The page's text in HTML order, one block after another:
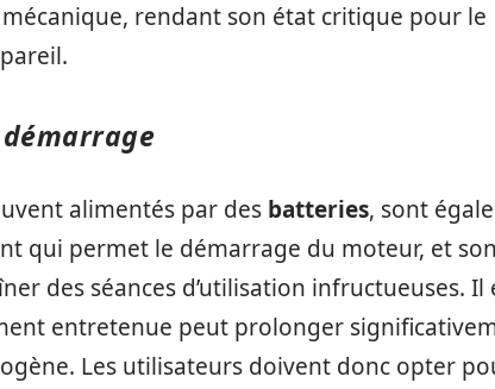
rendant son état critique pour le
alimentés par des batteries, sont
qui permet le démarrage du moteur, et son
des séances d’utilisation infructueuses. Il
entretenue peut prolonger
Les utilisateurs doivent donc opter